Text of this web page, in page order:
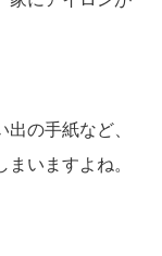
の手紙など、
いますよね。